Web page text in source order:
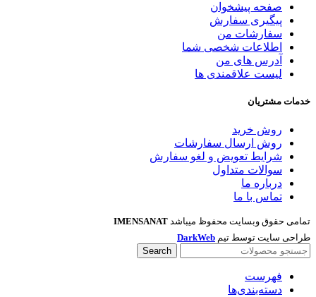
صفحه پیشخوان
پیگیری سفارش
سفارشات من
اطلاعات شخصی شما
آدرس های من
لیست علاقمندی ها
خدمات مشتریان
روش خرید
روش ارسال سفارشات
شرایط تعویض و لغو سفارش
سوالات متداول
درباره ما
تماس با ما
تمامی حقوق وبسایت محفوظ میباشد IMENSANAT
طراحی سایت توسط تیم DarkWeb
Search
فهرست
دسته‌بندی‌ها